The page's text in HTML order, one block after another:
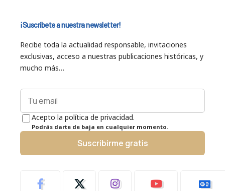
¡Suscríbete a nuestra newsletter!
Recibe toda la actualidad responsable, invitaciones
exclusivas, acceso a nuestras publicaciones históricas, y
mucho más…
Acepto la política de privacidad.
Podrás darte de baja en cualquier momento.
Suscribirme gratis